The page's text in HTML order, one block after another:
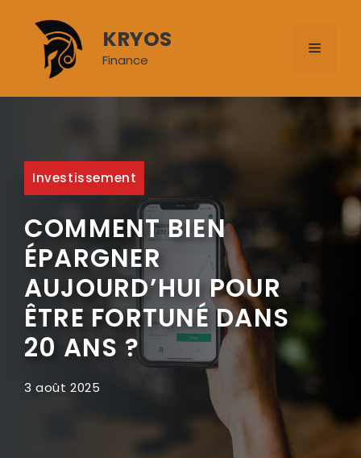
contenu
KRYOS
Finance
MENU
Investissement
COMMENT BIEN
ÉPARGNER
AUJOURD’HUI POUR
ÊTRE FORTUNÉ DANS
20 ANS ?
3 août 2025